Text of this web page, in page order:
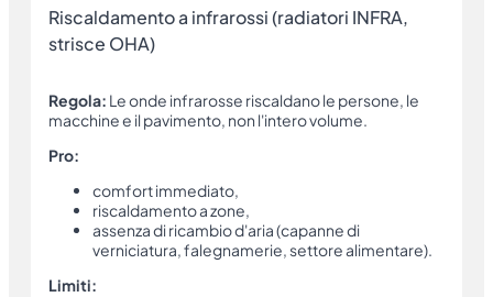
Riscaldamento a infrarossi (radiatori INFRA,
strisce OHA)
Regola: Le onde infrarosse riscaldano le persone, le
macchine e il pavimento, non l'intero volume.
Pro:
comfort immediato,
riscaldamento a zone,
assenza di ricambio d'aria (capanne di
verniciatura, falegnamerie, settore alimentare).
Limiti: